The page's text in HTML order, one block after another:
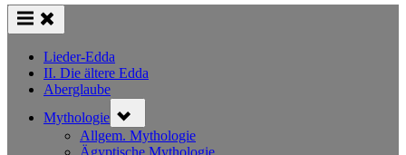
Lieder-Edda
II. Die ältere Edda
Aberglaube
Mythologie sub-
menu
Allgem. Mythologie
Ägyptische Mythologie